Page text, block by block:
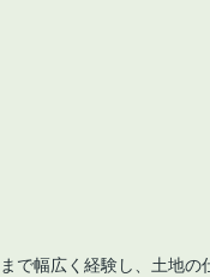
で幅広く経験し、土地